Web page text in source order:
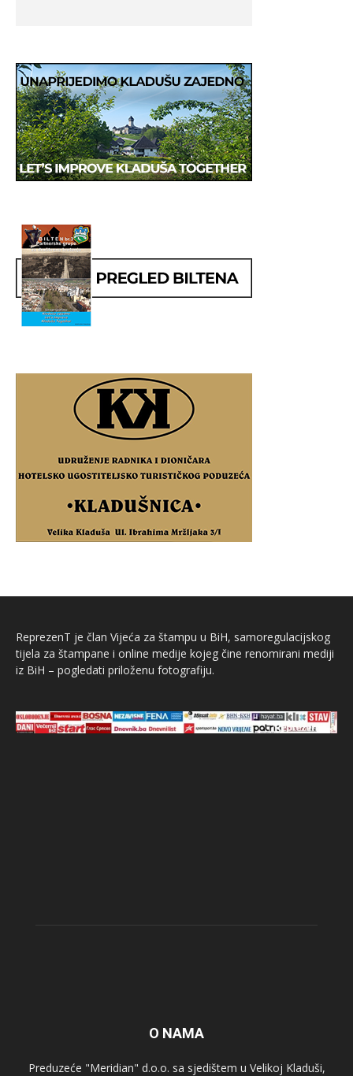
ReprezenT je član Vijeća za štampu u BiH, samoregulacijskog
tijela za štampane i online medije kojeg čine renomirani mediji
iz BiH – pogledati priloženu fotografiju.
O NAMA
Preduzeće "Meridian" d.o.o. sa sjedištem u Velikoj Kladuši,